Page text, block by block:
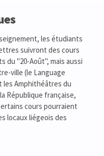
les étudiants
suivront des cours
du "20-Août", mais aussi
ville (le Language
Amphithéâtres du
République française,
cours pourraient
locaux liégeois des